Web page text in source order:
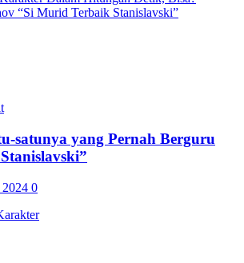
“Si Murid Terbaik Stanislavski”
satunya yang Pernah Berguru
2024 0